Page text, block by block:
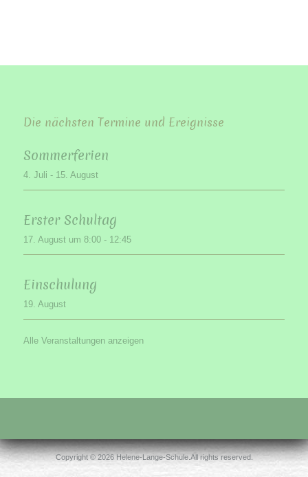
Die nächsten Termine und Ereignisse
Sommerferien
4. Juli - 15. August
Erster Schultag
17. August um 8:00 - 12:45
Einschulung
19. August
Alle Veranstaltungen anzeigen
Copyright © 2026 Helene-Lange-Schule.All rights reserved.